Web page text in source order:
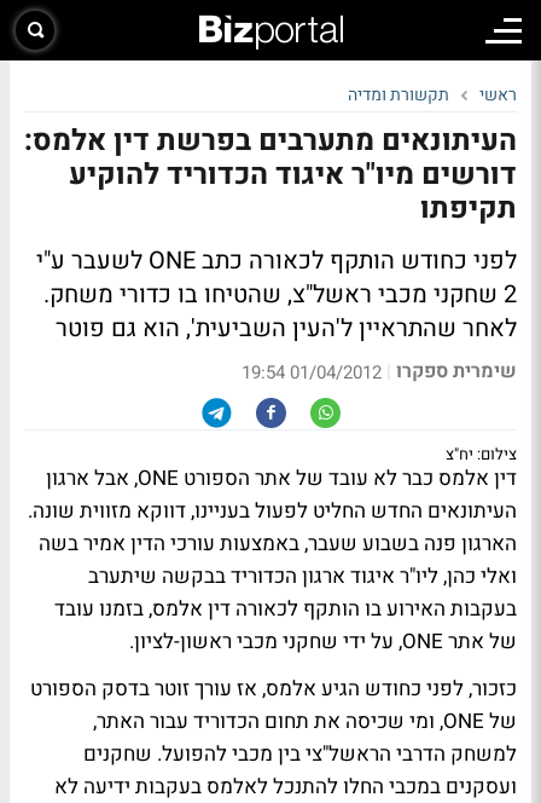
ראשי תקשורת ומדיה
העיתונאים מתערבים בפרשת דין אלמס:
דורשים מיו"ר איגוד הכדוריד להוקיע
תקיפתו
לפני כחודש הותקף לכאורה כתב ONE לשעבר ע"י
2 שחקני מכבי ראשל"צ, שהטיחו בו כדורי משחק.
לאחר שהתראיין ל'העין השביעית', הוא גם פוטר
שימרית ספקרו |
01/04/2012 19:54
צילום: יח"צ
דין אלמס כבר לא עובד של אתר הספורט ONE, אבל ארגון
העיתונאים החדש החליט לפעול בעניינו, דווקא מזווית שונה.
הארגון פנה בשבוע שעבר, באמצעות עורכי הדין אמיר בשה
ואלי כהן, ליו"ר איגוד ארגון הכדוריד בבקשה שיתערב
בעקבות האירוע בו הותקף לכאורה דין אלמס, בזמנו עובד
של אתר ONE, על ידי שחקני מכבי ראשון-לציון.
כזכור, לפני כחודש הגיע אלמס, אז עורך זוטר בדסק הספורט
של ONE, ומי שכיסה את תחום הכדוריד עבור האתר,
למשחק הדרבי הראשל"צי בין מכבי להפועל. שחקנים
ועסקנים במכבי החלו להתנכל לאלמס בעקבות ידיעה לא